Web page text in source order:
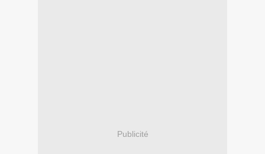
Publicité